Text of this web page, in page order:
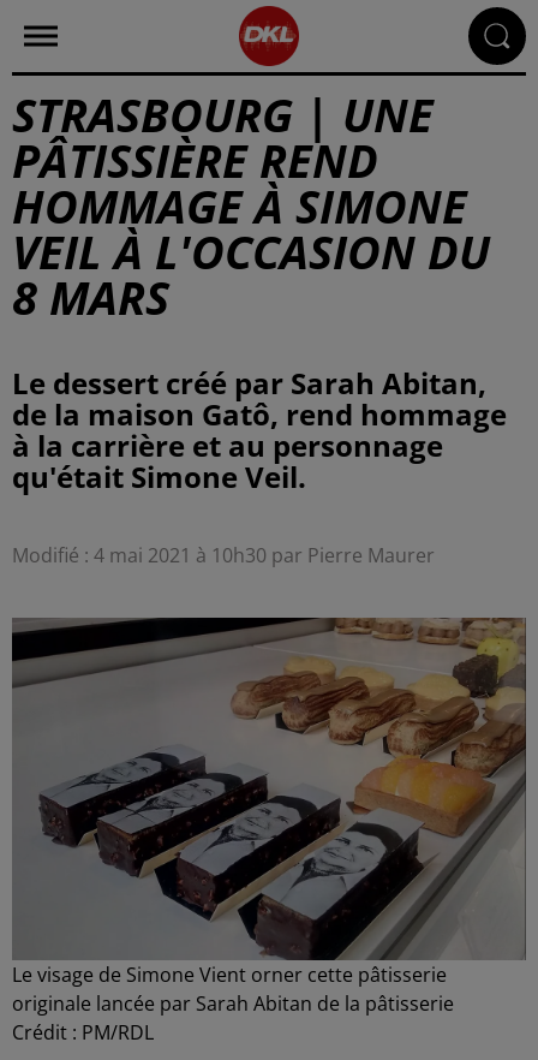
STRASBOURG | UNE
PÂTISSIÈRE REND
HOMMAGE À SIMONE
VEIL À L'OCCASION DU
8 MARS
Le dessert créé par Sarah Abitan,
de la maison Gatô, rend hommage
à la carrière et au personnage
qu'était Simone Veil.
Modifié : 4 mai 2021 à 10h30 par Pierre Maurer
Le visage de Simone Vient orner cette pâtisserie
originale lancée par Sarah Abitan de la pâtisserie
Crédit : PM/RDL